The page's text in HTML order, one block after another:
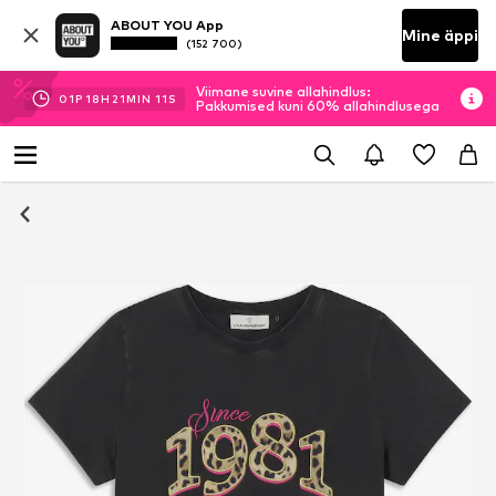
ABOUT YOU App
(152 700) Mine äppi
01P 18H 21MIN 11 S
Viimane suvine allahindlus:
Pakkumised kuni 60% allahindlusega